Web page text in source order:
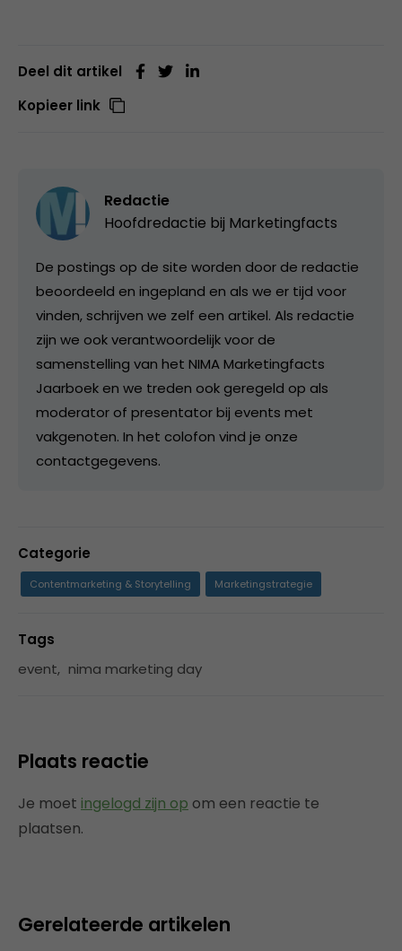
Deel dit artikel
Kopieer link
Redactie
Hoofdredactie bij Marketingfacts
De postings op de site worden door de redactie
beoordeeld en ingepland en als we er tijd voor
vinden, schrijven we zelf een artikel. Als redactie
zijn we ook verantwoordelijk voor de
samenstelling van het NIMA Marketingfacts
Jaarboek en we treden ook geregeld op als
moderator of presentator bij events met
vakgenoten. In het colofon vind je onze
contactgegevens.
Categorie
Contentmarketing & Storytelling Marketingstrategie
Tags
event, nima marketing day
Plaats reactie
Je moet ingelogd zijn op om een reactie te
plaatsen.
Gerelateerde artikelen